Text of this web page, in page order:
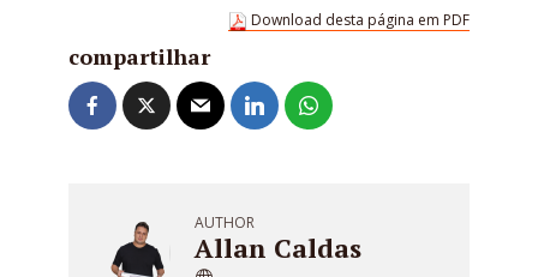
Download desta página em PDF
compartilhar
AUTHOR
Allan Caldas